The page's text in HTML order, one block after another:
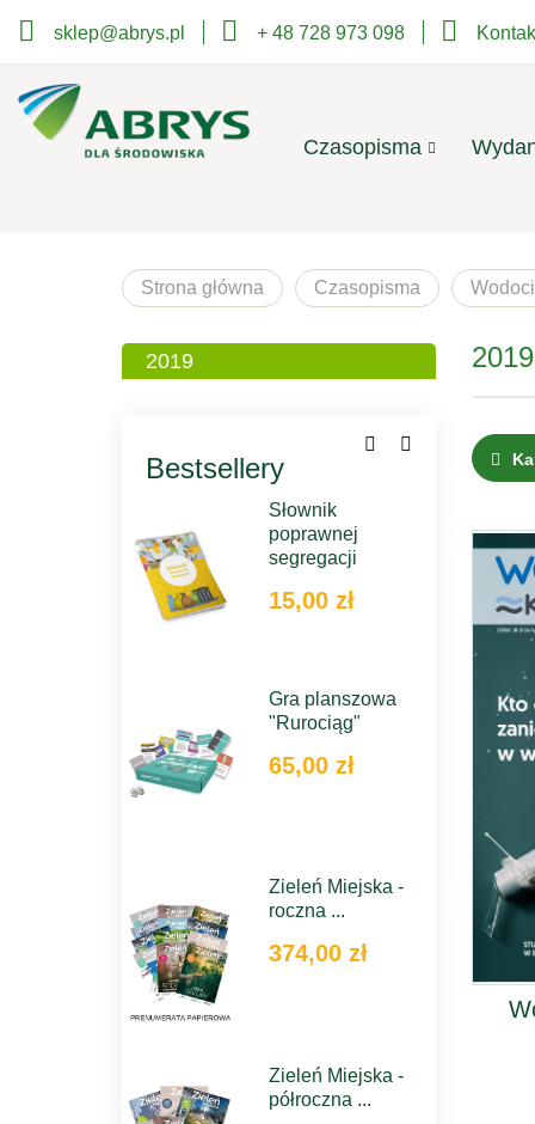
sklep@abrys.pl + 48 728 973 098
Czasopisma
Strona główna Czasopisma
2019
Bestsellery
Słownik
poprawnej
segregacji
15,00 zł
Gra planszowa
"Rurociąg"
65,00 zł
Zieleń Miejska -
roczna ...
374,00 zł
Zieleń Miejska -
półroczna ...
2019